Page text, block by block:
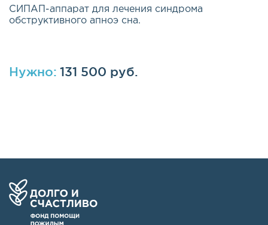
СИПАП-аппарат для лечения синдрома
обструктивного апноэ сна.
Нужно: 131 500 руб.